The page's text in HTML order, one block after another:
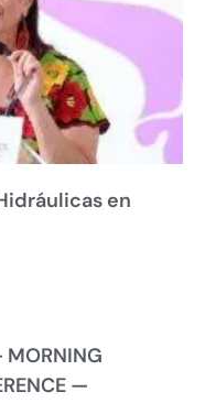
en
MORNING
—